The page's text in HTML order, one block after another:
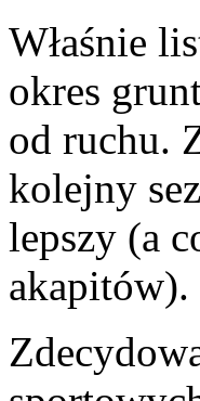
Właśnie
okres
od ruchu.
kolejny
lepszy (a
akapitów).